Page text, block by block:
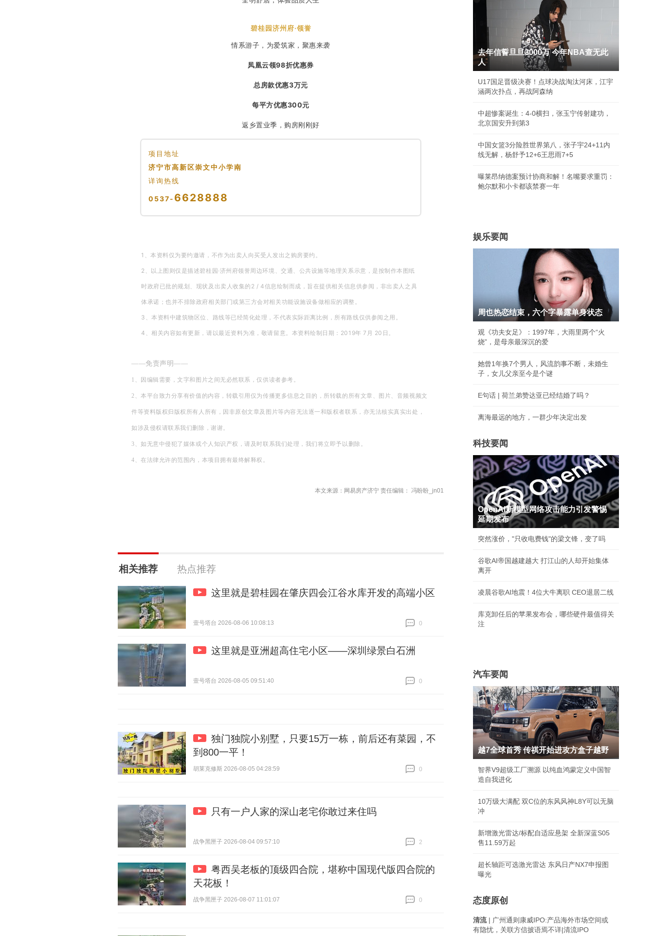
碧桂园济州府·领誉
情系游子，为爱筑家，聚惠来袭
凤凰云领98折优惠券
总房款优惠3万元
每平方优惠300元
返乡置业季，购房刚刚好
项目地址
济宁市高新区崇文中小学南
详询热线
0537- 6628888
1、本资料仅为要约邀请，不作为出卖人向买受人发出之购房要约。
2、以上图则仅是描述碧桂园·济州府领誉周边环境、交通、公共设施等地理关系示意，是按制作本图纸
时政府已批的规划、现状及出卖人收集的2 / 4信息绘制而成，旨在提供相关信息供参阅，非出卖人之具
体承诺；也并不排除政府相关部门或第三方会对相关功能设施设备做相应的调整。
3、本资料中建筑物区位、路线等已经简化处理，不代表实际距离比例，所有路线仅供参阅之用。
4、相关内容如有更新，请以最近资料为准，敬请留意。本资料绘制日期：2019年 7月 20日。
——免责声明——
1、因编辑需要，文字和图片之间无必然联系，仅供读者参考。
2、本平台致力分享有价值的内容，转载引用仅为传播更多信息之目的，所转载的所有文章、图片、音频视频文
件等资料版权归版权所有人所有，因非原创文章及图片等内容无法逐一和版权者联系，亦无法核实真实出处，
如涉及侵权请联系我们删除，谢谢。
3、如无意中侵犯了媒体或个人知识产权，请及时联系我们处理，我们将立即予以删除。
4、在法律允许的范围内，本项目拥有最终解释权。
本文来源：网易房产济宁 责任编辑： 冯盼盼_jn01
相关推荐 热点推荐
这里就是碧桂园在肇庆四会江谷水库开发的高端小区
壹号塔台 2026-08-06 10:08:13
0
这里就是亚洲超高住宅小区——深圳绿景白石洲
壹号塔台 2026-08-05 09:51:40
0
独门独院小别墅，只要15万一栋，前后还有菜园，不
到800一平！
胡莱克修斯 2026-08-05 04:28:59
0
只有一户人家的深山老宅你敢过来住吗
战争黑匣子 2026-08-04 09:57:10
2
粤西吴老板的顶级四合院，堪称中国现代版四合院的
天花板！
战争黑匣子 2026-08-07 11:01:07
0
去年信誓旦旦3000万 今年NBA查无此
人
U17国足晋级决赛！点球决战淘汰河床，江宇
涵两次扑点，再战阿森纳
中超惨案诞生：4-0横扫，张玉宁传射建功，
北京国安升到第3
中国女篮3分险胜世界第八，张子宇24+11内
线无解，杨舒予12+6王思雨7+5
曝莱昂纳德案预计协商和解！名嘴要求重罚：
鲍尔默和小卡都该禁赛一年
娱乐要闻
周也热恋结束，六个字暴露单身状态
观《功夫女足》：1997年，大雨里两个“火
烧”，是母亲最深沉的爱
她曾1年换7个男人，风流韵事不断，未婚生
子，女儿父亲至今是个谜
E句话 | 荷兰弟赞达亚已经结婚了吗？
离海最远的地方，一群少年决定出发
科技要闻
OpenAI新模型网络攻击能力引发警惕
延期发布
突然涨价，"只收电费钱"的梁文锋，变了吗
谷歌AI帝国越建越大 打江山的人却开始集体
离开
凌晨谷歌AI地震！4位大牛离职 CEO退居二线
库克卸任后的苹果发布会，哪些硬件最值得关
注
汽车要闻
越7全球首秀 传祺开始进攻方盒子越野
智界V9超级工厂溯源 以纯血鸿蒙定义中国智
造自我进化
10万级大满配 双C位的东风风神L8Y可以无脑
冲
新增激光雷达/标配自适应悬架 全新深蓝S05
售11.59万起
超长轴距可选激光雷达 东风日产NX7申报图
曝光
态度原创
清流| 广州通则康威IPO:产品海外市场空间或
有隐忧，关联方信披语焉不详|清流IPO